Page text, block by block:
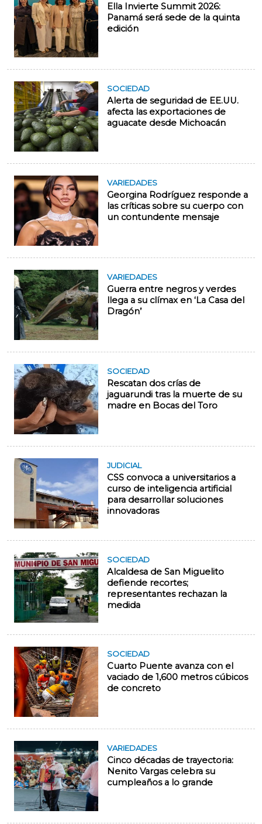
Ella Invierte Summit 2026:
Panamá será sede de la quinta
edición
SOCIEDAD
Alerta de seguridad de EE.UU.
afecta las exportaciones de
aguacate desde Michoacán
VARIEDADES
Georgina Rodríguez responde a
las críticas sobre su cuerpo con
un contundente mensaje
VARIEDADES
Guerra entre negros y verdes
llega a su clímax en ‘La Casa del
Dragón’
SOCIEDAD
Rescatan dos crías de
jaguarundi tras la muerte de su
madre en Bocas del Toro
JUDICIAL
CSS convoca a universitarios a
curso de inteligencia artificial
para desarrollar soluciones
innovadoras
SOCIEDAD
Alcaldesa de San Miguelito
defiende recortes;
representantes rechazan la
medida
SOCIEDAD
Cuarto Puente avanza con el
vaciado de 1,600 metros cúbicos
de concreto
VARIEDADES
Cinco décadas de trayectoria:
Nenito Vargas celebra su
cumpleaños a lo grande